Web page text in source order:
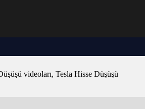
videoları, Tesla Hisse Düşüşü